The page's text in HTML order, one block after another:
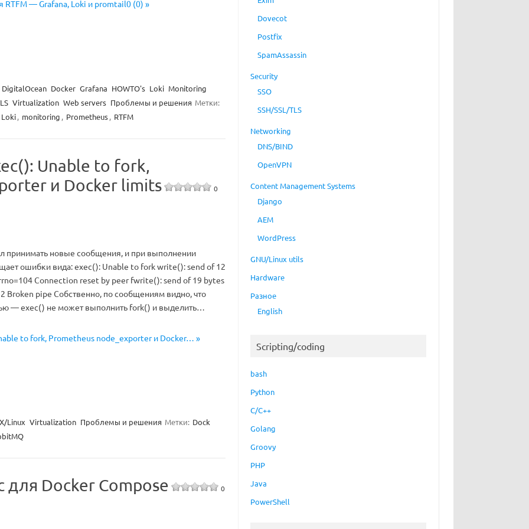
RTFM — Grafana, Loki и promtail0 (0) »
DigitalOcean Docker Grafana HOWTO's Loki Monitoring
Virtualization Web servers Проблемы и решения Метки:
Loki, monitoring , Prometheus, RTFM
Unable to fork,
и Docker limits
0
принимать новые сообщения, и при выполнении
ошибки вида: exec(): Unable to fork write(): send of 12
Connection reset by peer fwrite(): send of 19 bytes
Broken pipe Собственно, по сообщениям видно, что
— exec() не может выполнить fork() и выделить…
to fork, Prometheus node_exporter и Docker… »
Linux Virtualization Проблемы и решения Метки: Dock
для Docker Compose 0
Dovecot
Postfix
SpamAssassin
Security
SSO
SSH/SSL/TLS
Networking
DNS/BIND
OpenVPN
Content Management Systems
Django
AEM
WordPress
GNU/Linux utils
Hardware
Разное
English
Scripting/coding
bash
Python
C/C++
Golang
Groovy
PHP
Java
PowerShell